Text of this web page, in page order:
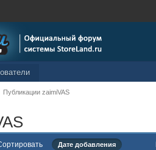
Публикации zaimiVAS
Дате добавления